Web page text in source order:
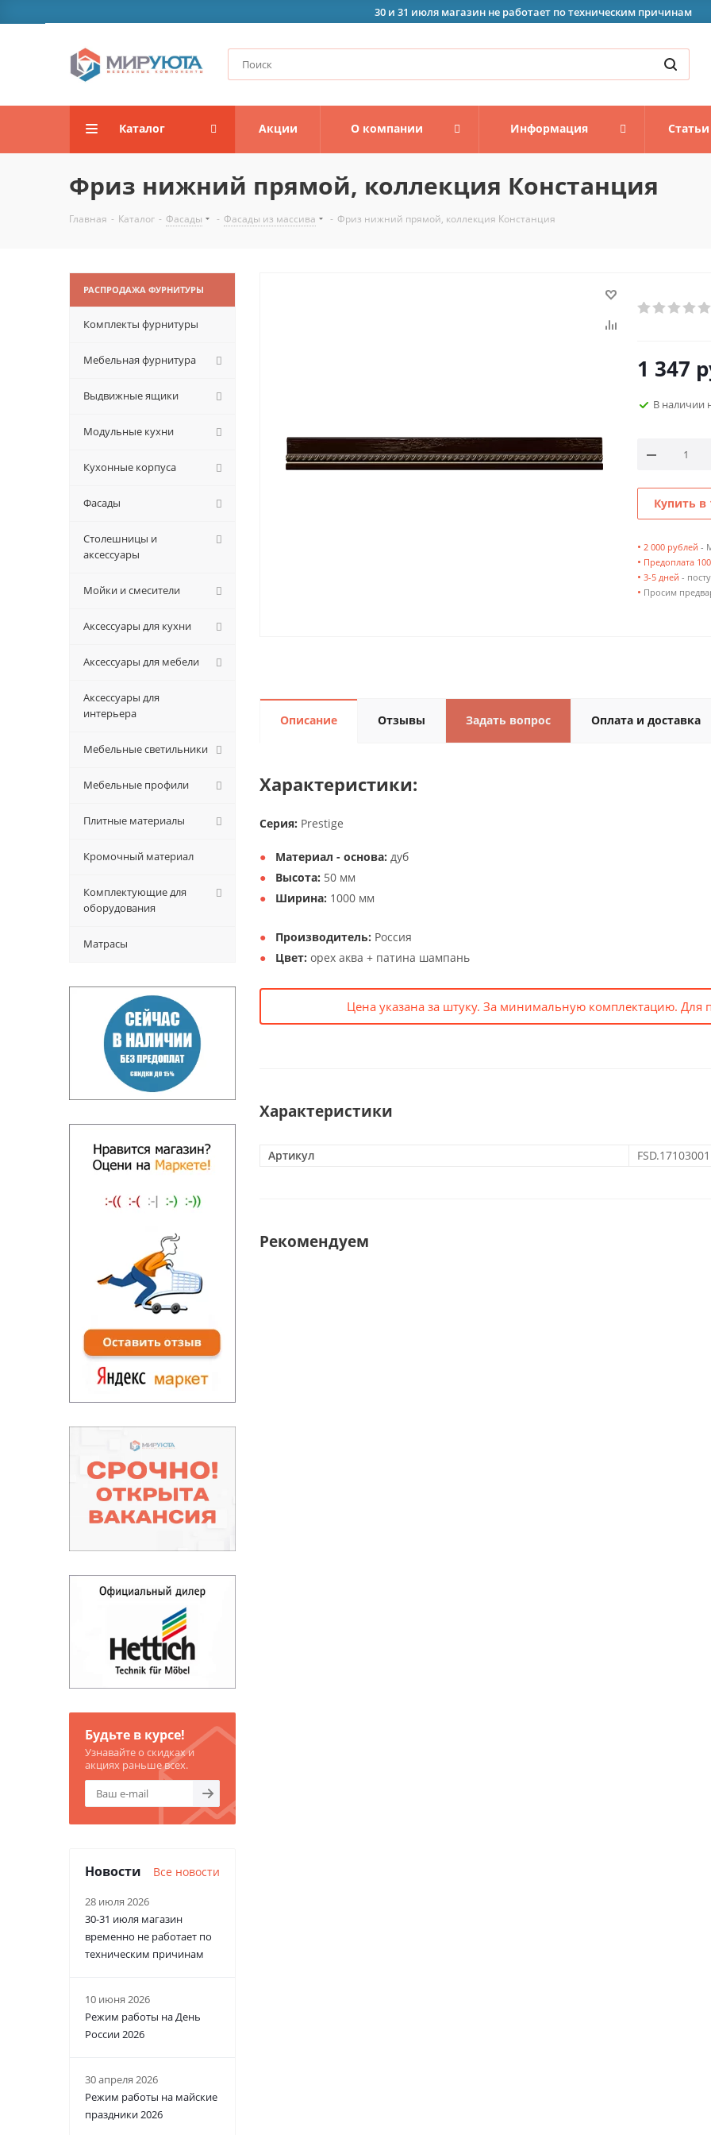
30 и 31 июля магазин не работает по техническим причинам
Каталог Акции О компании Информация Статьи
Фриз нижний прямой, коллекция Констанция
Главная - Каталог - Фасады - Фасады из массива - Фриз нижний прямой, коллекция Констанция
1 347
В наличии
Купить в
• 2 000 рублей -
• Предоплата
• 3-5 дней -
• Просим
Описание Отзывы Задать вопрос Оплата и доставка
Характеристики:
Серия: Prestige
Материал - основа: дуб
Высота: 50 мм
Ширина: 1000 мм
Производитель: Россия
Цвет: орех аква + патина шампань
Цена указана за штуку. За минимальную комплектацию. Для
Характеристики
Артикул
Рекомендуем
РАСПРОДАЖА ФУРНИТУРЫ
Комплекты фурнитуры
Мебельная фурнитура
Выдвижные ящики
Модульные кухни
Кухонные корпуса
Фасады
Столешницы и
аксессуары
Мойки и смесители
Аксессуары для кухни
Аксессуары для мебели
Аксессуары для
интерьера
Мебельные светильники
Мебельные профили
Плитные материалы
Кромочный материал
Комплектующие для
оборудования
Матрасы
Будьте в курсе!
Узнавайте о скидках и
акциях раньше всех.
Новости Все новости
28 июля 2026
30-31 июля магазин
временно не работает по
техническим причинам
10 июня 2026
Режим работы на День
России 2026
30 апреля 2026
Режим работы на майские
праздники 2026